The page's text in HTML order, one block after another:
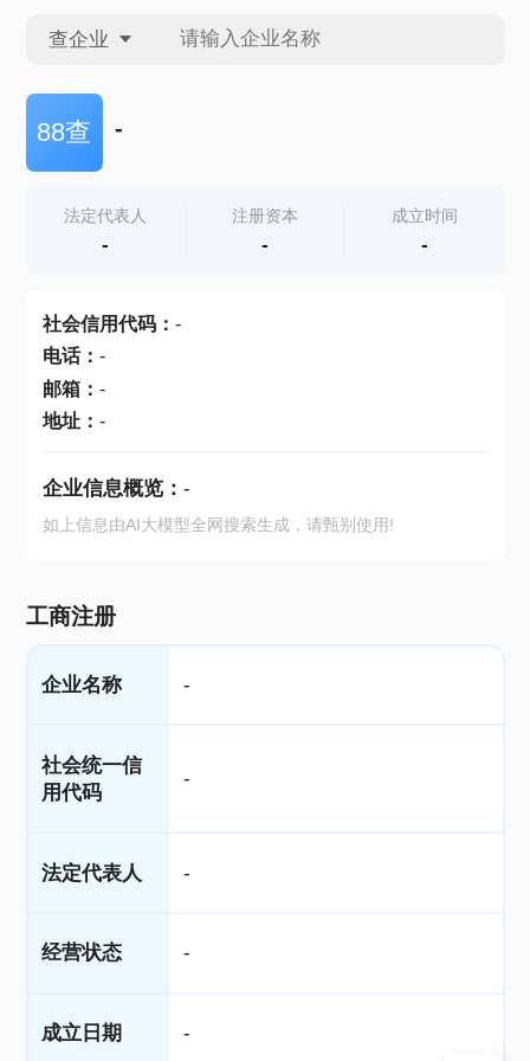
查企业
查企业
查产地
88查 -
法定代表人
-
注册资本
-
成立时间
-
社会信用代码： -
电话： -
邮箱： -
地址： -
企业信息概览： -
如上信息由AI大模型全网搜索生成，请甄别使用!
工商注册
企业名称 -
社会统一信
用代码
-
法定代表人 -
经营状态 -
成立日期 -